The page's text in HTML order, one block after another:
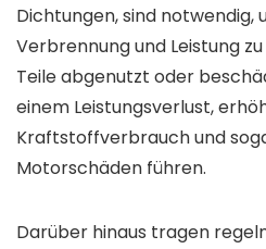
Dichtungen, sind notwendig,
Verbrennung und Leistung
Teile abgenutzt oder
einem Leistungsverlust,
Kraftstoffverbrauch und
Motorschäden führen.
Darüber hinaus tragen